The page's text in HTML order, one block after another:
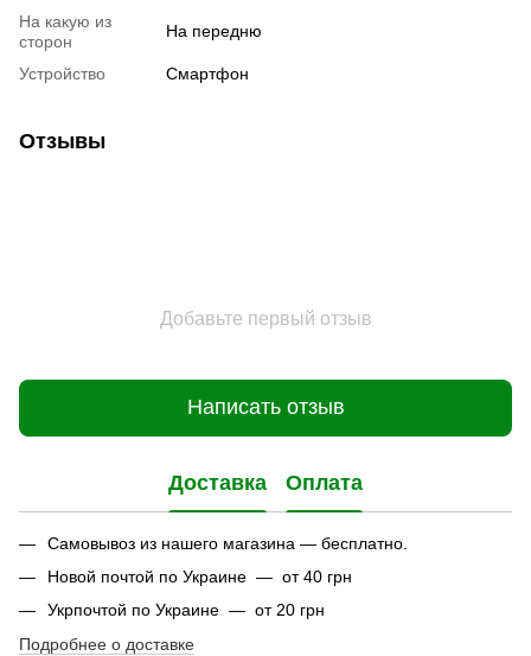
На какую из
сторон
На передню
Устройство Смартфон
Отзывы
Добавьте первый отзыв
Написать отзыв
Доставка Оплата
Самовывоз из нашего магазина — бесплатно.
Новой почтой по Украине — от 40 грн
Укрпочтой по Украине — от 20 грн
Подробнее о доставке